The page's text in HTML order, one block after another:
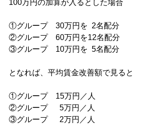
100万円の加算が入るとした場合
①グループ　30万円を  2名配分
②グループ　60万円を12名配分
③グループ　10万円を  5名配分
となれば、平均賃金改善額で見ると
①グループ　15万円／人
②グループ　  5万円／人
③グループ　  2万円／人